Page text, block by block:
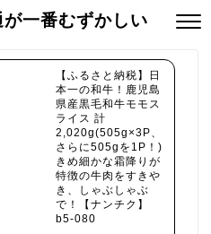
一番むずかしい
【ふるさと納税】日
本一の和牛！鹿児島
県産黒毛和牛モモス
ライス 計
2,020g(505g×3P、
さらに505gを1P！)
きめ細かな霜降りが
特徴の牛肉をすきや
き、しゃぶしゃぶ
で！【ナンチク】
b5-080